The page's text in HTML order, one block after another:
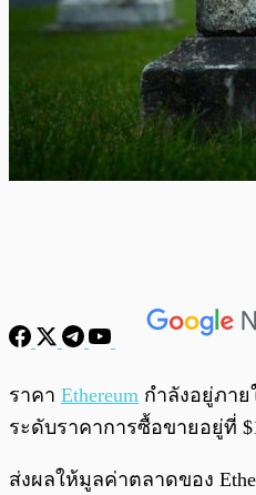
พร้อมเล่น
ราคา Ethereum กำลังอยู่ภา
ระดับราคาการซื้อขายอยู่ที่
ส่งผลให้มูลค่าตลาดของ